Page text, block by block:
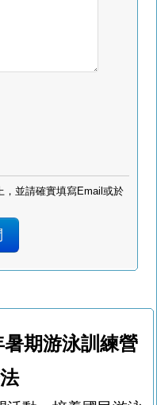
，並請確實填寫Email或於
暑期游泳訓練營